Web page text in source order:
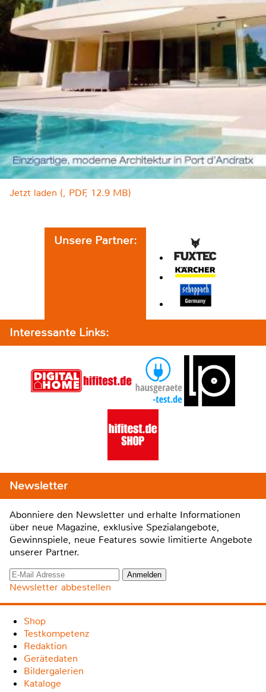
Jetzt laden (, PDF, 12.9 MB)
Unsere Partner:
Interessante Links:
Newsletter
Abonniere den Newsletter und erhalte Informationen
über neue Magazine, exklusive Spezialangebote,
Gewinnspiele, neue Features sowie limitierte Angebote
unserer Partner.
Newsletter abbestellen
Shop
Testkompetenz
Redaktion
Gerätedaten
Bildergalerien
Kataloge